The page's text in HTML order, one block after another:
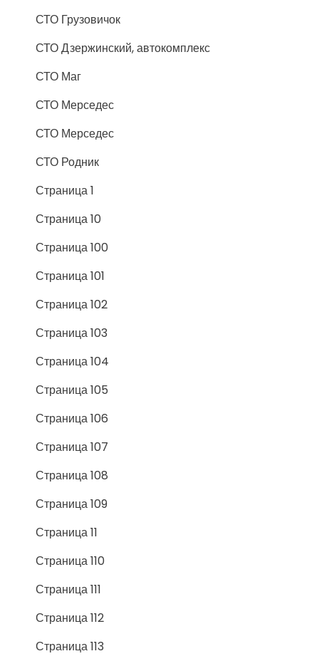
СТО Грузовичок
СТО Дзержинский, автокомплекс
СТО Маг
СТО Мерседес
СТО Мерседес
СТО Родник
Страница 1
Страница 10
Страница 100
Страница 101
Страница 102
Страница 103
Страница 104
Страница 105
Страница 106
Страница 107
Страница 108
Страница 109
Страница 11
Страница 110
Страница 111
Страница 112
Страница 113